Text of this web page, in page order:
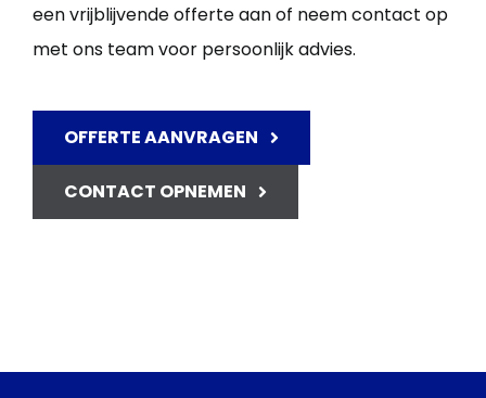
een vrijblijvende offerte aan of neem contact op
met ons team voor persoonlijk advies.
OFFERTE AANVRAGEN
CONTACT OPNEMEN